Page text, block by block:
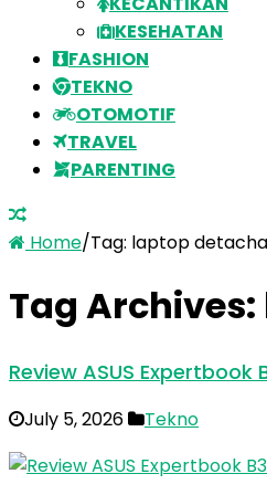
KESEHATAN
FASHION
TEKNO
OTOMOTIF
TRAVEL
PARENTING
Home/Tag: laptop
Tag Archives:
Review ASUS
July 5, 2026 Tekno